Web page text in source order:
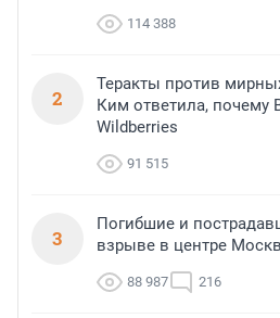
114 388
2
Теракты против
Ким ответила, почему
Wildberries
91 515
3
Погибшие и
взрыве в центре
88 987 216